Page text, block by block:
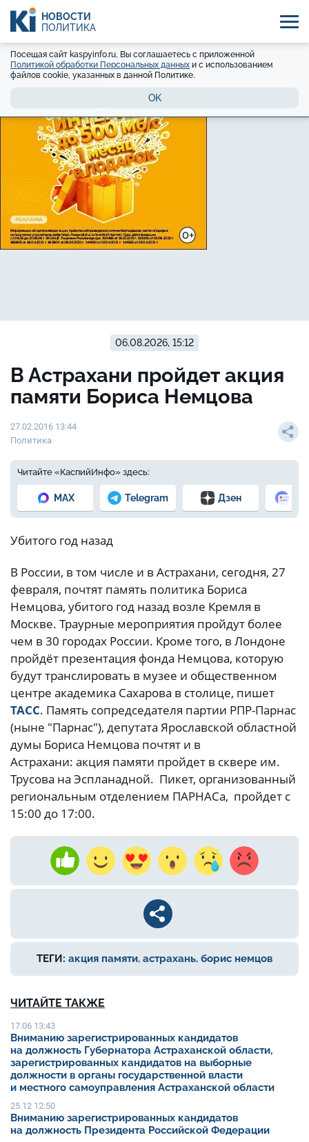
НОВОСТИ
ПОЛИТИКА
Посещая сайт kaspyinfo.ru, Вы соглашаетесь с приложенной
Политикой обработки Персональных данных и с использованием
файлов cookie, указанных в данной Политике.
OK
06.08.2026, 15:12
В Астрахани пройдет акция
памяти Бориса Немцова
27.02.2016 13:44
Политика
Читайте «КаспийИнфо» здесь:
MAX Telegram Дзен
Убитого год назад
В России, в том числе и в Астрахани, сегодня, 27
февраля, почтят память политика Бориса
Немцова, убитого год назад возле Кремля в
Москве. Траурные мероприятия пройдут более
чем в 30 городах России. Кроме того, в Лондоне
пройдёт презентация фонда Немцова, которую
будут транслировать в музее и общественном
центре академика Сахарова в столице, пишет
ТАСС. Память сопредседателя партии РПР-Парнас
(ныне "Парнас"), депутата Ярославской областной
думы Бориса Немцова почтят и в
Астрахани: акция памяти пройдет в сквере им.
Трусова на Эспланадной. Пикет, организованный
региональным отделением ПАРНАСа, пройдет с
15:00 до 17:00.
ТЕГИ: акция памяти, астрахань, борис немцов
ЧИТАЙТЕ ТАКЖЕ
17.06 13:43
Вниманию зарегистрированных кандидатов
на должность Губернатора Астраханской области,
зарегистрированных кандидатов на выборные
должности в органы государственной власти
и местного самоуправления Астраханской области
25.12 12:50
Вниманию зарегистрированных кандидатов
на должность Президента Российской Федерации